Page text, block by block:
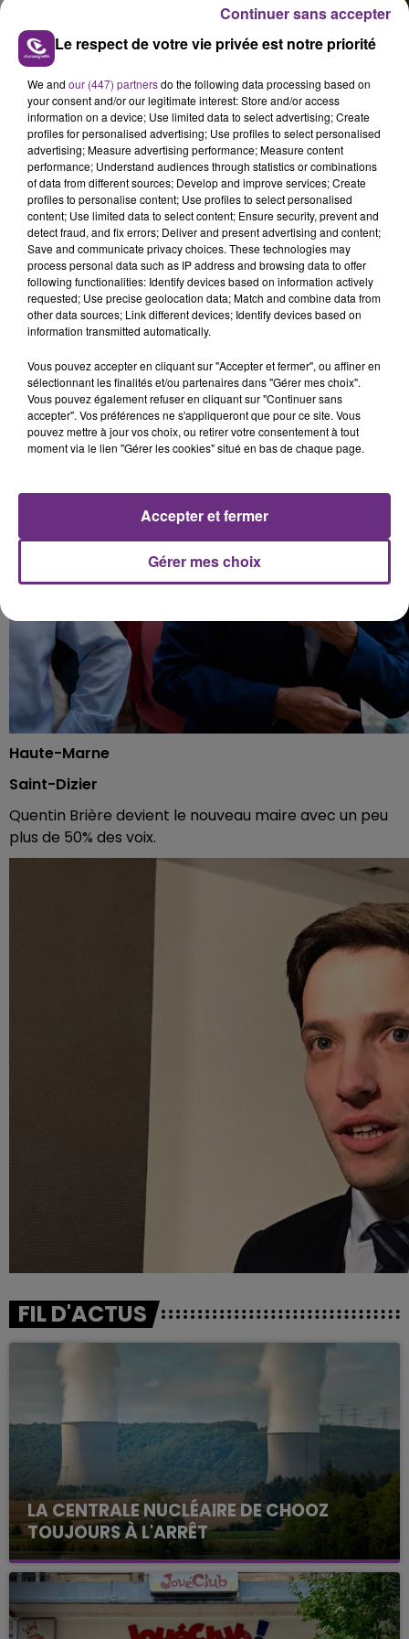
Fagnières
Denis Fenat l'emporte.
Vitry-le-François
Un nouveau mandat pour Jean-Pierre Bouquet, réélu
avec plus de 52% des suffrages.
Haute-Marne
Saint-Dizier
Quentin Brière devient le nouveau maire avec un peu
plus de 50% des voix.
FIL D'ACTUS
LA CENTRALE NUCLÉAIRE DE CHOOZ
TOUJOURS À L'ARRÊT
Cela fait déjà une semaine que la centrale
nucléaire ardennaise est à l'arrêt. Une situation
justifiée par la sécheresse intense qui est toujours
présente.
Le respect de votre vie privée est notre priorité
We and our (447) partnersdo the following data processing based on
your consent and/or our legitimate interest: Store and/or access
information on a device; Use limited data to select advertising; Create
profiles for personalised advertising; Use profiles to select personalised
advertising; Measure advertising performance; Measure content
performance; Understand audiences through statistics or combinations
of data from different sources; Develop and improve services; Create
profiles to personalise content; Use profiles to select personalised
content; Use limited data to select content; Ensure security, prevent and
detect fraud, and fix errors; Deliver and present advertising and content;
Save and communicate privacy choices. These technologies may
process personal data such as IP address and browsing data to offer
following functionalities: Identify devices based on information actively
requested; Use precise geolocation data; Match and combine data from
other data sources; Link different devices; Identify devices based on
information transmitted automatically.
Vous pouvez accepter en cliquant sur "Accepter et fermer", ou affiner en
sélectionnant les finalités et/ou partenaires dans "Gérer mes choix".
Vous pouvez également refuser en cliquant sur "Continuer sans
accepter". Vos préférences ne s'appliqueront que pour ce site. Vous
pouvez mettre à jour vos choix, ou retirer votre consentement à tout
moment via le lien "Gérer les cookies" situé en bas de chaque page.
Gérer mes choix
Accepter et fermer
Continuer sans accepter